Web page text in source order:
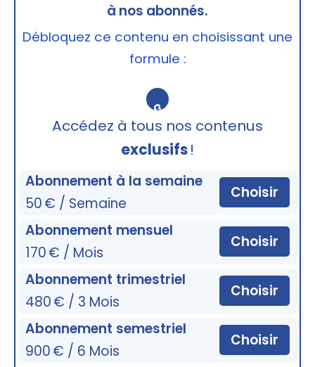
à nos abonnés.
Débloquez ce contenu en choisissant une
formule :
🔒
Accédez à tous nos contenus
exclusifs!
Abonnement à la semaine
50 € / Semaine
Choisir
Abonnement mensuel
170 € / Mois
Choisir
Abonnement trimestriel
480 € / 3 Mois
Choisir
Abonnement semestriel
900 € / 6 Mois
Choisir